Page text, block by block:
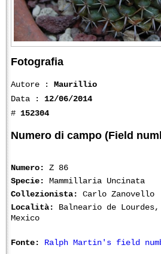
Fotografia
Autore : Maurillio
Data : 12/06/2014
# 152304
Numero di campo (Field
Numero:
Z 86
Specie:
Mammillaria Uncinata
Collezionista:
Carlo Zanovello
Località:
Balneario de
Mexico
Fonte: Ralph Martin's field